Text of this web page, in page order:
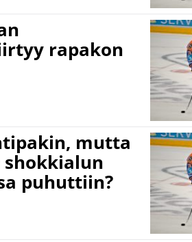
rapakon
mutta
puhuttiin?